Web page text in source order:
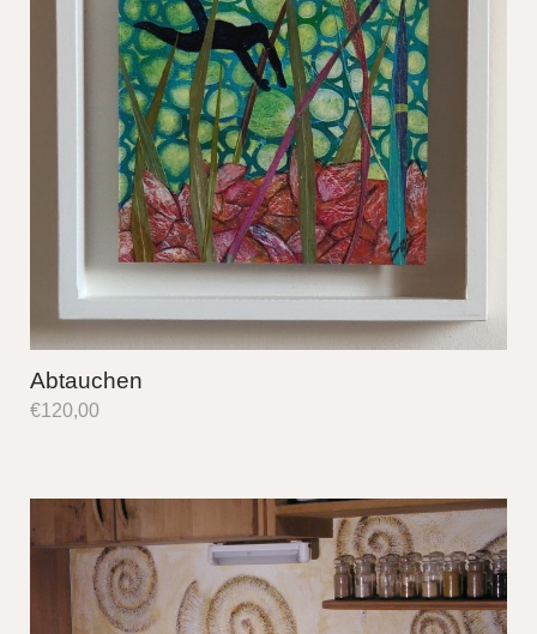
Abtauchen
€120,00